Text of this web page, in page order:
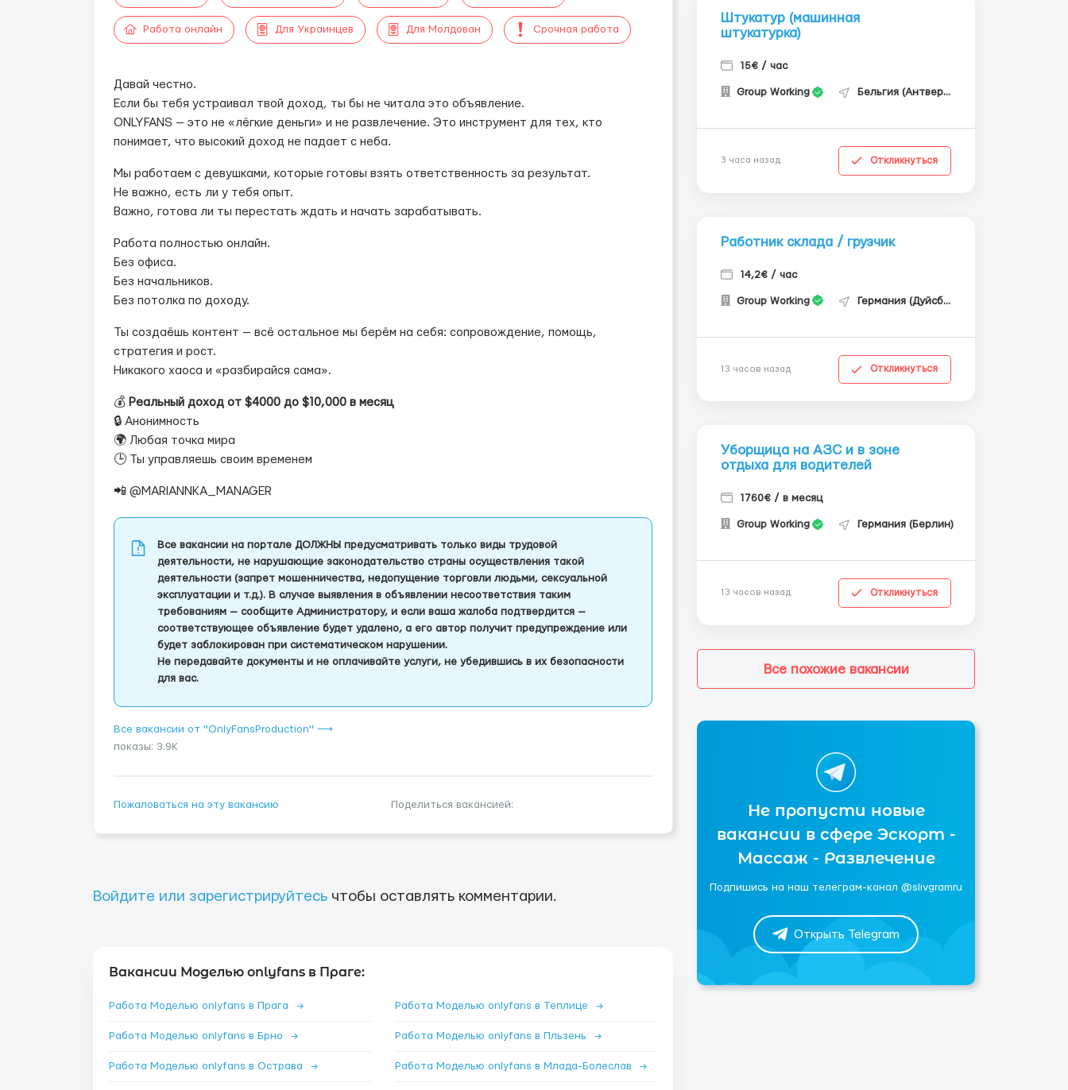
Работа онлайн Для Украинцев Для Молдован Срочная работа
Давай честно.
Если бы тебя устраивал твой доход, ты бы не читала это объявление.
ONLYFANS — это не «лёгкие деньги» и не развлечение. Это инструмент для тех, кто
понимает, что высокий доход не падает с неба.
Мы работаем с девушками, которые готовы взять ответственность за результат.
Не важно, есть ли у тебя опыт.
Важно, готова ли ты перестать ждать и начать зарабатывать.
Работа полностью онлайн.
Без офиса.
Без начальников.
Без потолка по доходу.
Ты создаёшь контент — всё остальное мы берём на себя: сопровождение, помощь,
стратегия и рост.
Никакого хаоса и «разбирайся сама».
💰 Реальный доход от $4000 до $10,000 в месяц
🔒 Анонимность
🌍 Любая точка мира
🕒 Ты управляешь своим временем
📲 @MARIANNKA_MANAGER
Все вакансии на портале ДОЛЖНЫ предусматривать только виды трудовой
деятельности, не нарушающие законодательство страны осуществления такой
деятельности (запрет мошенничества, недопущение торговли людьми, сексуальной
эксплуатации и т.д.). В случае выявления в объявлении несоответствия таким
требованиям — сообщите Администратору, и если ваша жалоба подтвердится —
соответствующее объявление будет удалено, а его автор получит предупреждение или
будет заблокирован при систематическом нарушении.
Не передавайте документы и не оплачивайте услуги, не убедившись в их безопасности
для вас.
Все вакансии от "OnlyFansProduction" ⟶
показы: 3.9K
Пожаловаться на эту вакансию Поделиться вакансией:
Войдите или зарегистрируйтесь чтобы оставлять комментарии.
Вакансии Моделью onlyfans в Праге:
Работа Моделью onlyfans в Прага → Работа Моделью onlyfans в Теплице →
Работа Моделью onlyfans в Брно → Работа Моделью onlyfans в Пльзень →
Работа Моделью onlyfans в Острава → Работа Моделью onlyfans в Млада-Болеслав →
Штукатур (машинная
штукатурка)
15€ / час
Group Working Бельгия (Антверпен)
3 часа назад Откликнуться
Работник склада / грузчик
14,2€ / час
Group Working Германия (Дуйсбург)
13 часов назад Откликнуться
Уборщица на АЗС и в зоне
отдыха для водителей
1760€ / в месяц
Group Working Германия (Берлин)
13 часов назад Откликнуться
Все похожие вакансии
Не пропусти новые
вакансии в сфере Эскорт -
Массаж - Развлечение
Подпишись на наш телеграм-канал @slivgramru
Открыть Telegram